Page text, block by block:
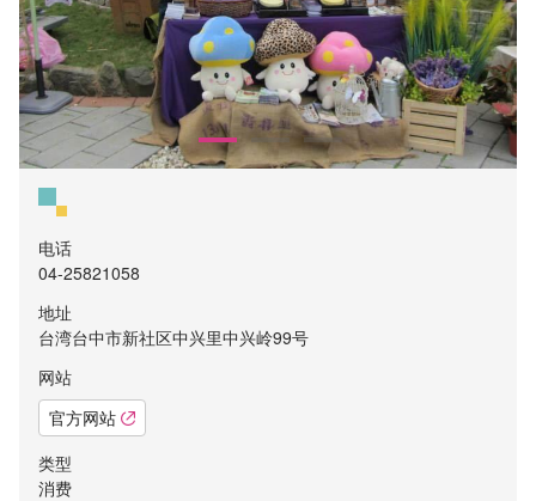
电话
04-25821058
地址
台湾台中市新社区中兴里中兴岭99号
网站
官方网站
类型
消费